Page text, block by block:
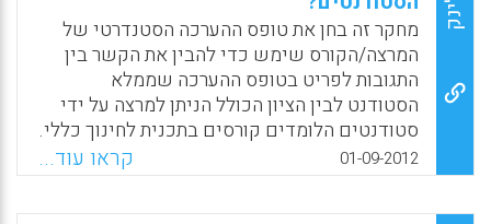
דזירה פז ועמי סלנט) .
WhatsApp
Facebook
Email
X
לינק
מחקר זה בחן את טופס ההערכה הסטנדרטי של
המרצה/הקורס שימש כדי להבין את הקשר בין
התגובות לפריט בטופס ההערכה שממלא
הסטודנט לבין הציון הכולל הניתן למרצה על ידי
סטודנטים הלומדים קורסים בתכנית לחינוך כללי.
התוצאות מציעות שהסטודנטים תגמלו את
המרצים בציוני הערכה גבוהים יותר כאשר הם
תפסו את המרצים כמאורגנים וכמנסים להעביר
01-09-2012 קראו עוד...